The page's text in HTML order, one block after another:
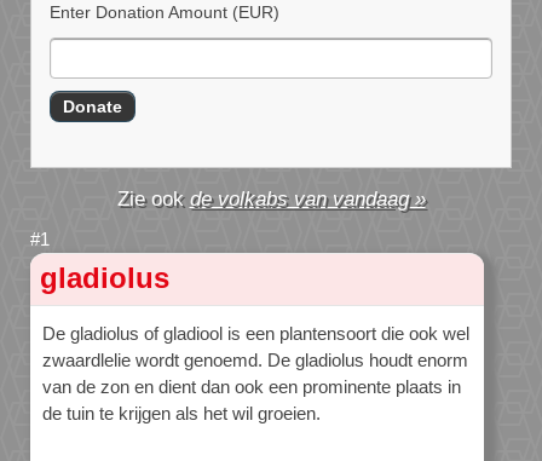
Enter Donation Amount (EUR)
de volkabs van vandaag »
gladiolus
De gladiolus of gladiool is een plantensoort die ook wel
zwaardlelie wordt genoemd. De gladiolus houdt enorm
van de zon en dient dan ook een prominente plaats in
de tuin te krijgen als het wil groeien.